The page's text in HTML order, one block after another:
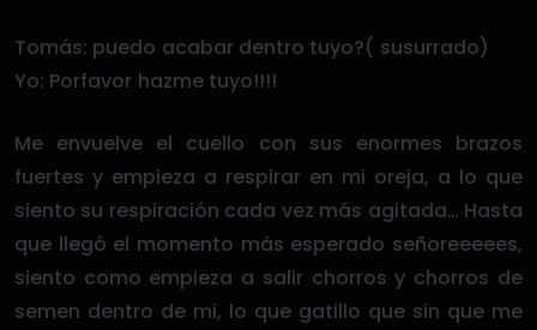
Tomás: puedo acabar dentro tuyo?( susurrado)
Yo: Porfavor hazme tuyo!!!!
Me envuelve el cuello con sus enormes brazos
fuertes y empieza a respirar en mi oreja, a lo que
siento su respiración cada vez más agitada… Hasta
que llegó el momento más esperado señoreeeees,
siento como empieza a salir chorros y chorros de
semen dentro de mi, lo que gatillo que sin que me